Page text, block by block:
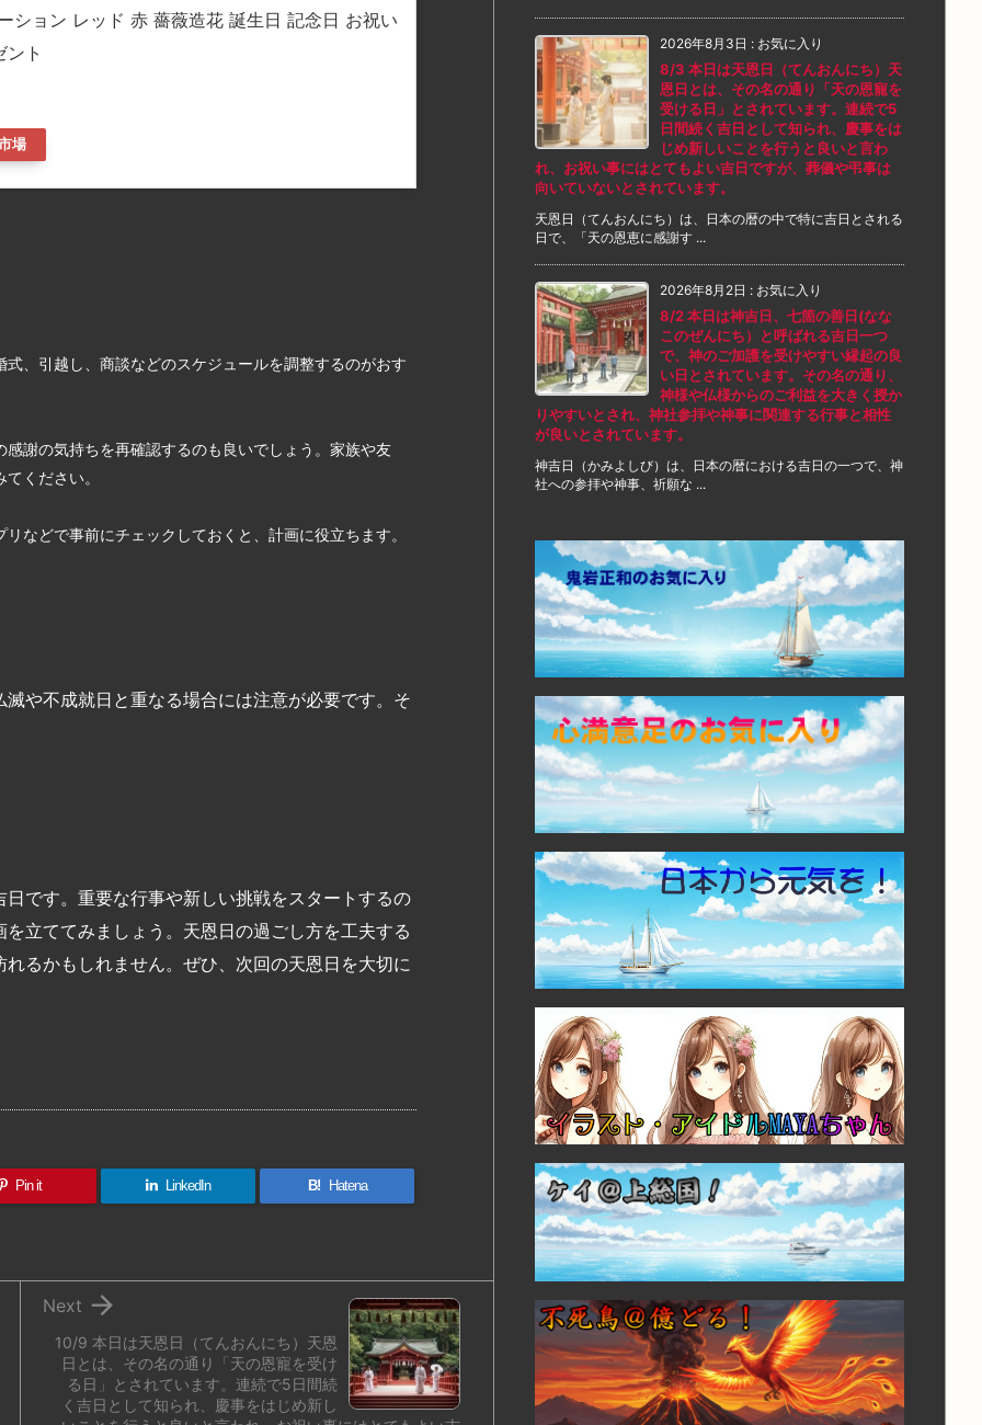
ション レッド 赤 薔薇造花 誕生日 記念日 お祝い
ト
場
、引越し、商談などのスケジュールを調整するのがおす
感謝の気持ちを再確認するのも良いでしょう。家族や友
ください。
などで事前にチェックしておくと、計画に役立ちます。
や不成就日と重なる場合には注意が必要です。そ
です。重要な行事や新しい挑戦をスタートするの
立ててみましょう。天恩日の過ごし方を工夫する
るかもしれません。ぜひ、次回の天恩日を大切に
Pin it LinkedIn B! Hatena
10/9 本日は天恩日（てんおんにち）天恩
日とは、その名の通り「天の恩寵を受け
る日」とされています。連続で5日間続
く吉日として知られ、慶事をはじめ新し

Next
2026年8月3日 : お気に入り
8/3 本日は天恩日（てんおんにち）天
恩日とは、その名の通り「天の恩寵を
受ける日」とされています。連続で5
日間続く吉日として知られ、慶事をは
じめ新しいことを行うと良いと言わ
れ、お祝い事にはとてもよい吉日ですが、葬儀や弔事は
向いていないとされています。
天恩日（てんおんにち）は、日本の暦の中で特に吉日とされる
日で、「天の恩恵に感謝す ...
2026年8月2日 : お気に入り
8/2 本日は神吉日、七箇の善日(なな
このぜんにち）と呼ばれる吉日一つ
で、神のご加護を受けやすい縁起の良
い日とされています。その名の通り、
神様や仏様からのご利益を大きく授か
りやすいとされ、神社参拝や神事に関連する行事と相性
が良いとされています。
神吉日（かみよしび）は、日本の暦における吉日の一つで、神
社への参拝や神事、祈願な ...